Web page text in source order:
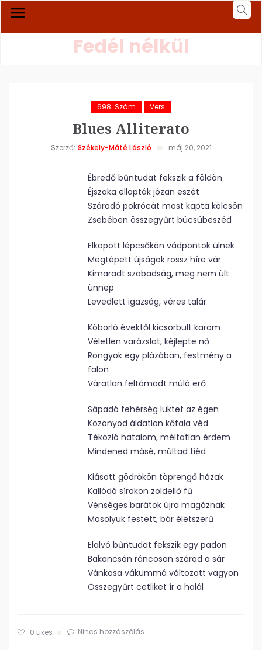
Fedél nélkül
698. Szám Vers
Blues Alliterato
Szerző: Székely-Máté László máj 20, 2021
Ébredő bűntudat fekszik a földön
Éjszaka ellopták józan eszét
Száradó pokrócát most kapta kölcsön
Zsebében összegyűrt búcsúbeszéd
Elkopott lépcsőkön vádpontok ülnek
Megtépett újságok rossz híre vár
Kimaradt szabadság, meg nem ült
ünnep
Levedlett igazság, véres talár
Kóborló évektől kicsorbult karom
Véletlen varázslat, kéjlepte nő
Rongyok egy plázában, festmény a
falon
Váratlan feltámadt múló erő
Sápadó fehérség lüktet az égen
Közönyöd áldatlan kőfala véd
Tékozló hatalom, méltatlan érdem
Mindened másé, múltad tiéd
Kiásott gödrökön töprengő házak
Kallódó sírokon zöldellő fű
Vénséges barátok újra magáznak
Mosolyuk festett, bár életszerű
Elalvó bűntudat fekszik egy padon
Bakancsán ráncosan szárad a sár
Vánkosa vákummá változott vagyon
Összegyűrt cetliket ír a halál
0 Likes Nincs hozzászólás